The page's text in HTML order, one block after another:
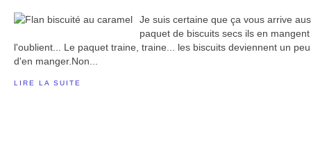
Je suis certaine que ça vous arrive
paquet de biscuits secs ils en
l'oublient... Le paquet traine, traine... les biscuits deviennent un
d'en manger.Non...
LIRE LA SUITE